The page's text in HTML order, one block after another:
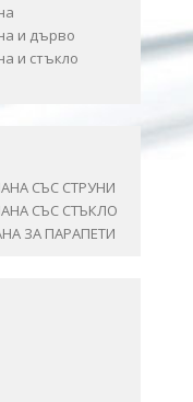
и дърво
и стъкло
СЪС СТРУНИ
СЪС СТЪКЛО
ЗА ПАРАПЕТИ